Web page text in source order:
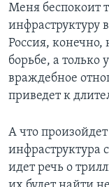
Меня беспокоит
инфраструктуру
Россия, конечно,
борьбе, а только
враждебное
приведет к
А что
инфраструктура
идет речь о